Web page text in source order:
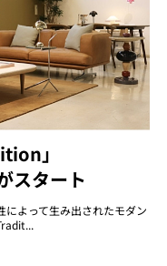
」
スタート
よって生み出されたモダン